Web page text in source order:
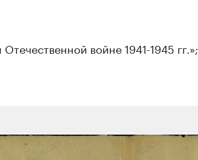
войне 1941-1945 гг.»;